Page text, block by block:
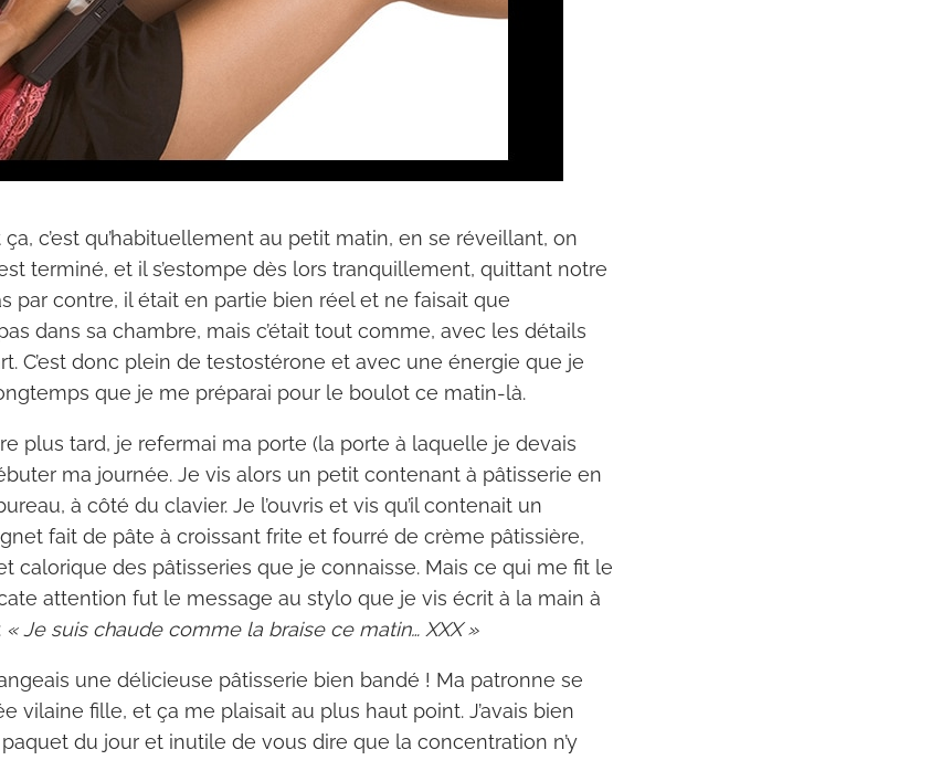
c’est qu’habituellement au petit matin, en se réveillant, on
terminé, et il s’estompe dès lors tranquillement, quittant notre
par contre, il était en partie bien réel et ne faisait que
dans sa chambre, mais c’était tout comme, avec les détails
C’est donc plein de testostérone et avec une énergie que je
que je me préparai pour le boulot ce matin-là.
plus tard, je refermai ma porte (la porte à laquelle je devais
ma journée. Je vis alors un petit contenant à pâtisserie en
à côté du clavier. Je l’ouvris et vis qu’il contenait un
fait de pâte à croissant frite et fourré de crème pâtissière,
calorique des pâtisseries que je connaisse. Mais ce qui me fit le
attention fut le message au stylo que je vis écrit à la main à
« Je suis chaude comme la braise ce matin… XXX »
une délicieuse pâtisserie bien bandé ! Ma patronne se
vilaine fille, et ça me plaisait au plus haut point. J’avais bien
du jour et inutile de vous dire que la concentration n’y